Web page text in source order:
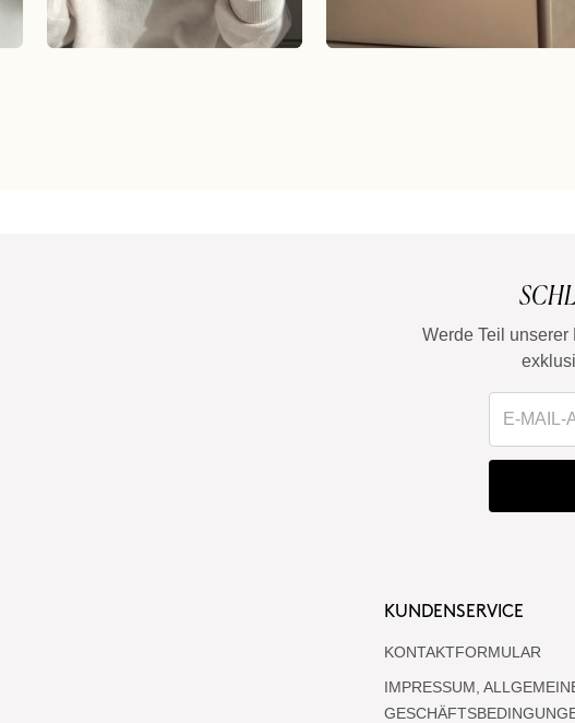
Werde Teil
KUNDENSERVICE
KONTAKTFORMULAR
IMPRESSUM,